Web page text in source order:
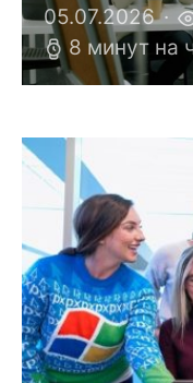
05.07.2026
8 минут на